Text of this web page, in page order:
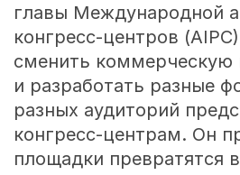
главы Международной
конгресс-центров
сменить коммерческую
и разработать разные
разных аудиторий
конгресс-центрам. Он
площадки превратятся